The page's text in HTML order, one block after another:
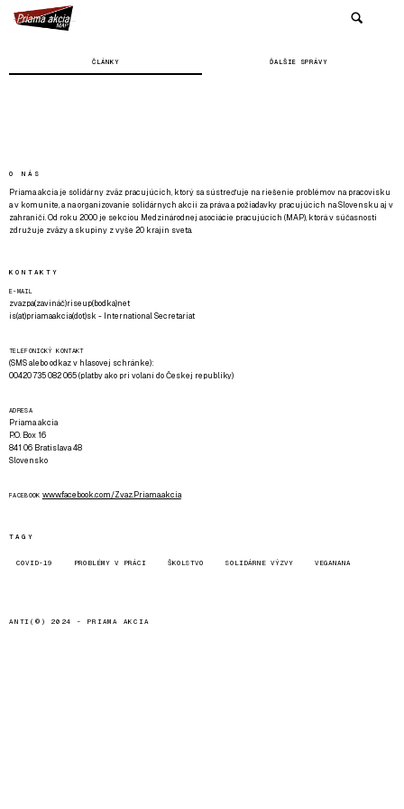
ČLÁNKY ĎALŠIE SPRÁVY
O NÁS
Priama akcia je solidárny zväz pracujúcich, ktorý sa sústreďuje na riešenie problémov na pracovisku
a v komunite, a na organizovanie solidárnych akcií za práva a požiadavky pracujúcich na Slovensku aj v
zahraničí. Od roku 2000 je sekciou Medzinárodnej asociácie pracujúcich (MAP), ktorá v súčasnosti
združuje zväzy a skupiny z vyše 20 krajín sveta.
KONTAKTY
E-MAIL
zvazpa(zavináč)riseup(bodka)net
is(at)priamaakcia(dot)sk - International Secretariat
TELEFONICKÝ KONTAKT
(SMS alebo odkaz v hlasovej schránke):
00420 735 082 065 (platby ako pri volaní do Českej republiky)
ADRESA
Priama akcia
P.O. Box 16
841 06 Bratislava 48
Slovensko
FACEBOOK www.facebook.com/Zvaz.Priama.akcia
TAGY
COVID-19 PROBLÉMY V PRÁCI ŠKOLSTVO SOLIDÁRNE VÝZVY VEGANANA
ANTI(©) 2024 - PRIAMA AKCIA